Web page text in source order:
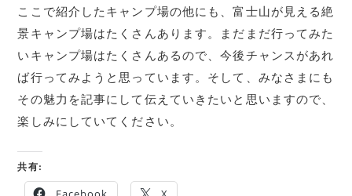
ここで紹介したキャンプ場の他にも、富士山が見える絶
景キャンプ場はたくさんあります。まだまだ行ってみた
いキャンプ場はたくさんあるので、今後チャンスがあれ
ば行ってみようと思っています。そして、みなさまにも
その魅力を記事にして伝えていきたいと思いますので、
楽しみにしていてください。
共有: